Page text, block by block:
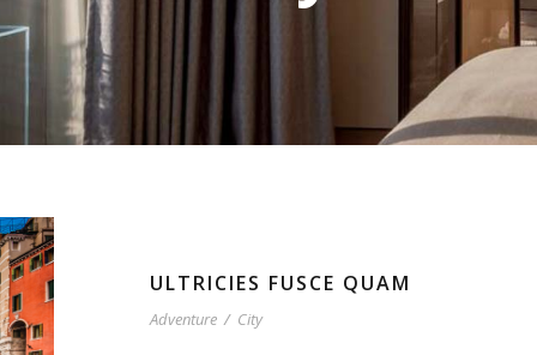
ULTRICIES FUSCE QUAM
Adventure / City